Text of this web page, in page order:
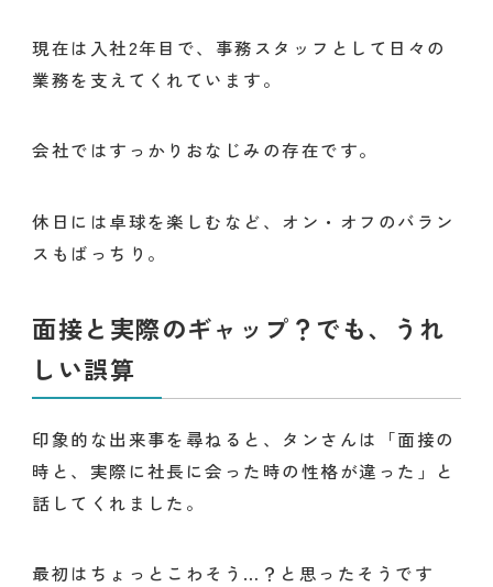
現在は入社2年目で、事務スタッフとして日々の
業務を支えてくれています。
会社ではすっかりおなじみの存在です。
休日には卓球を楽しむなど、オン・オフのバラン
スもばっちり。
面接と実際のギャップ？でも、うれ
しい誤算
印象的な出来事を尋ねると、タンさんは「面接の
時と、実際に社長に会った時の性格が違った」と
話してくれました。
最初はちょっとこわそう…？と思ったそうです